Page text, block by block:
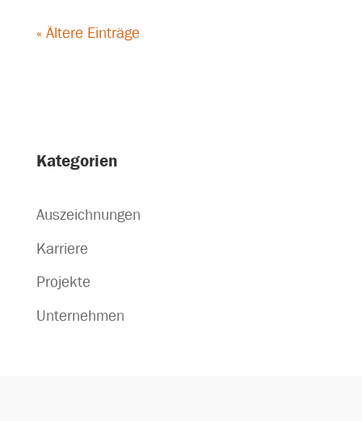
« Ältere Einträge
Kategorien
Auszeichnungen
Karriere
Projekte
Unternehmen